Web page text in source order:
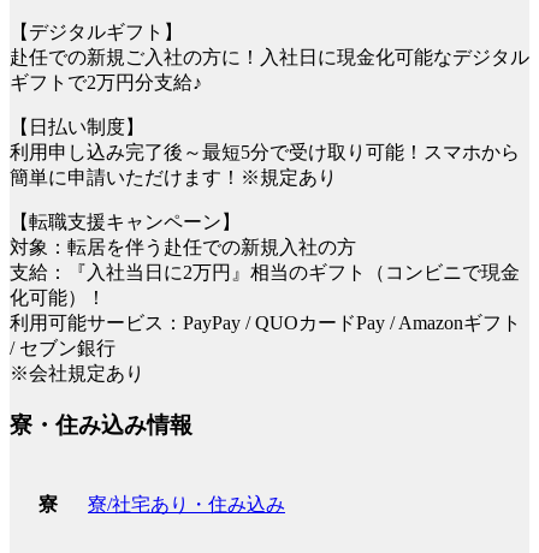
【デジタルギフト】
赴任での新規ご入社の方に！入社日に現金化可能なデジタル
ギフトで2万円分支給♪
【日払い制度】
利用申し込み完了後～最短5分で受け取り可能！スマホから
簡単に申請いただけます！※規定あり
【転職支援キャンペーン】
対象：転居を伴う赴任での新規入社の方
支給：『入社当日に2万円』相当のギフト（コンビニで現金
化可能）！
利用可能サービス：PayPay / QUOカードPay / Amazonギフト
/ セブン銀行
※会社規定あり
寮・住み込み情報
寮 寮/社宅あり・住み込み